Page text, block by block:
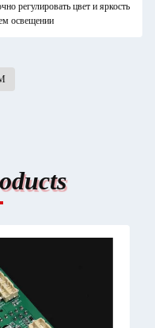
регулировать цвет и яркость
освещении